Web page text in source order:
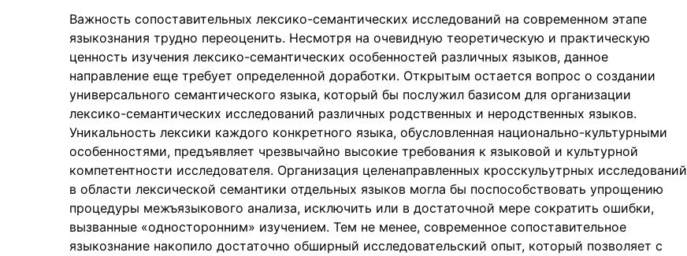
Важность сопоставительных лексико-семантических исследований на современном этапе
языкознания трудно переоценить. Несмотря на очевидную теоретическую и практическую
ценность изучения лексико-семантических особенностей различных языков, данное
направление еще требует определенной доработки. Открытым остается вопрос о создании
универсального семантического языка, который бы послужил базисом для организации
лексико-семантических исследований различных родственных и неродственных языков.
Уникальность лексики каждого конкретного языка, обусловленная национально-культурными
особенностями, предъявляет чрезвычайно высокие требования к языковой и культурной
компетентности исследователя. Организация целенаправленных кросскульутрных исследований
в области лексической семантики отдельных языков могла бы поспособствовать упрощению
процедуры межъязыкового анализа, исключить или в достаточной мере сократить ошибки,
вызванные «односторонним» изучением. Тем не менее, современное сопоставительное
языкознание накопило достаточно обширный исследовательский опыт, который позволяет с